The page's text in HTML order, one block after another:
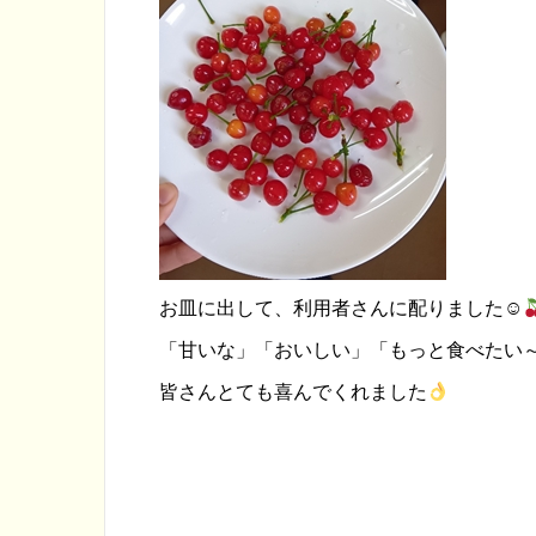
お皿に出して、利用者さんに配りました☺
「甘いな」「おいしい」「もっと食べたい
皆さんとても喜んでくれました